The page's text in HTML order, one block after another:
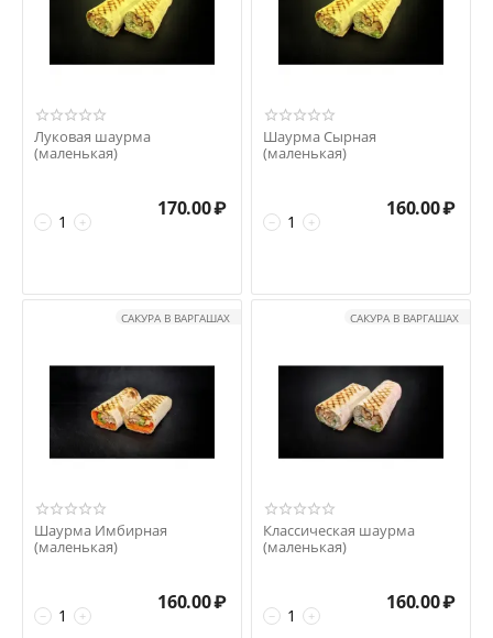
Луковая шаурма
(маленькая)
+
−
170.00₽
Шаурма Сырная
(маленькая)
+
−
160.00₽
САКУРА В ВАРГАШАХ
Шаурма Имбирная
(маленькая)
+
−
160.00₽
САКУРА В ВАРГАШАХ
Классическая шаурма
(маленькая)
+
−
160.00₽